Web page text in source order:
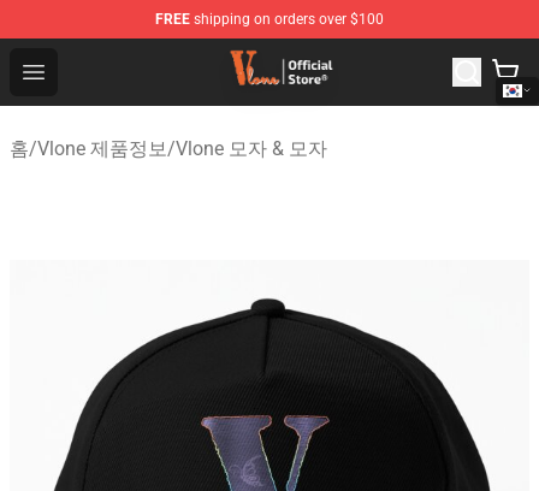
FREE shipping on orders over $100
Open menu
Vlone Shop - Official Vlone Merchandise Store
홈/Vlone 제품정보/Vlone 모자 & 모자